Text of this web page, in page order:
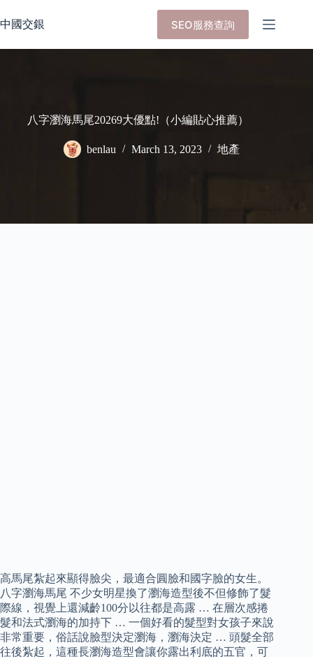
to
content
中國交銀 SEO服務查詢
八字瀏海馬尾20269大優點!（小編貼心推薦）
benlau March 13, 2023 地產
高馬尾紮起來顯得臉尖，最適合圓臉和國字臉的女生。
八字瀏海馬尾 不少女明星換了瀏海造型後不但修飾了髮
際線，視覺上還減齡100分以往都是高露 … 在層次感捲
髮和法式瀏海的加持下 … 一個好看的髮型對女孩子來說
非常重要，俗話說臉型決定瀏海，瀏海決定 … 頭髮全部
往後紮起，這種長瀏海造型會讓你露出利底的五官，可